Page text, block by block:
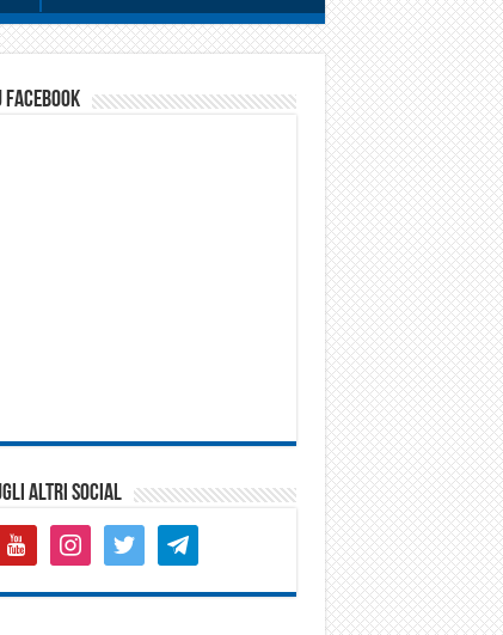
facebook
ALTRI SOCIAL
youtube instagramtwitter telegram